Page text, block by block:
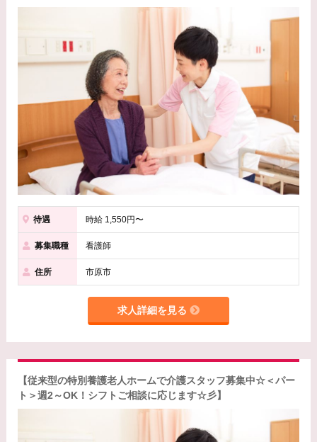
待遇 時給 1,550円〜
募集職種 看護師
住所 市原市
求人詳細を見る
【従来型の特別養護老人ホームで介護スタッフ募集中☆＜パー
ト＞週2～OK！シフトご相談に応じます☆彡】